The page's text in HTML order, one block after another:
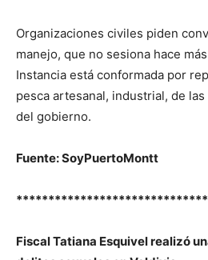
Organizaciones civiles piden
manejo, que no sesiona hace
Instancia está conformada por
pesca artesanal, industrial, de
del gobierno.
Fuente: SoyPuertoMontt
Fiscal Tatiana Esquivel realizó